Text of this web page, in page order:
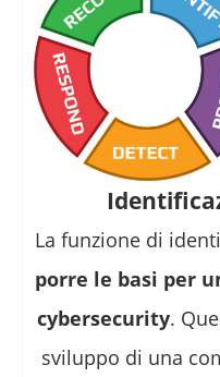
La funzione di
porre le basi per
cybersecurity.
sviluppo di una